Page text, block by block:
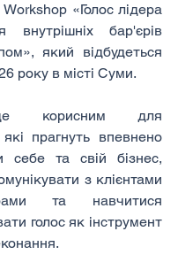
«Голос лідера
внутрішніх бар'єрів
який відбудеться
року в місті Суми.
корисним для
які прагнуть впевнено
себе та свій бізнес,
з клієнтами
та навчитися
голос як інструмент